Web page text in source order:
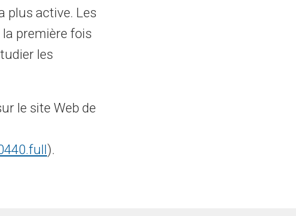
plus active. Les
première fois
les
le site Web de
).